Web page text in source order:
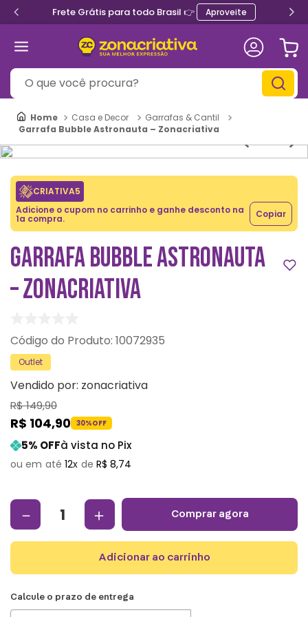
Frete Grátis para todo Brasil 👉 Aproveite
O que você procura?
Casa e Decor
Garrafas & Cantil
Garrafa Bubble Astronauta – Zonacriativa
CRIATIVA5
Adicione o cupom no carrinho e ganhe desconto na
1a compra. Copiar
GARRAFA BUBBLE ASTRONAUTA
– ZONACRIATIVA
: 10072935
Outlet
Vendido por: zonacriativa
R$149,90
R$ 104,90 30%OFF
5% OFFà vista no Pix
12 R$ 8,74
＋
－ comprar agora
adicionar ao carrinho